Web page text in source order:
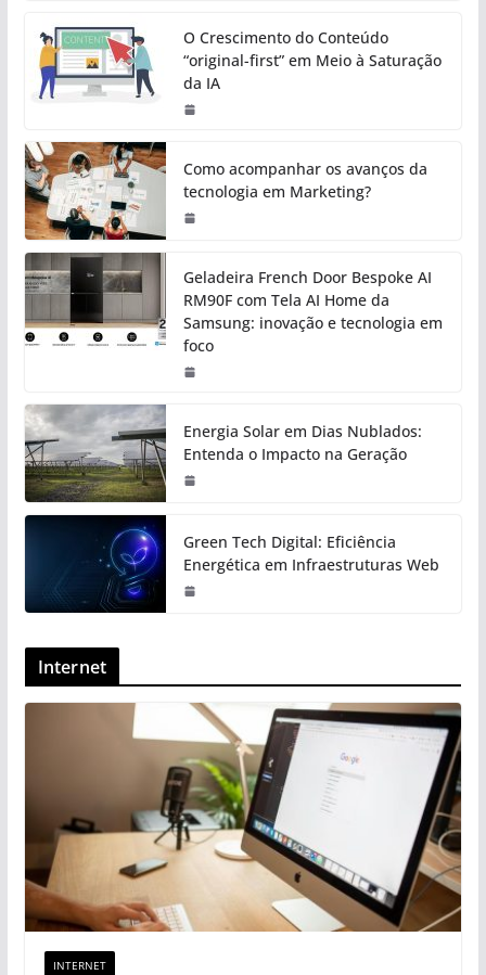
O Crescimento do Conteúdo
“original-first” em Meio à Saturação
da IA
Como acompanhar os avanços da
tecnologia em Marketing?
Geladeira French Door Bespoke AI
RM90F com Tela AI Home da
Samsung: inovação e tecnologia em
foco
Energia Solar em Dias Nublados:
Entenda o Impacto na Geração
Green Tech Digital: Eficiência
Energética em Infraestruturas Web
Internet
INTERNET